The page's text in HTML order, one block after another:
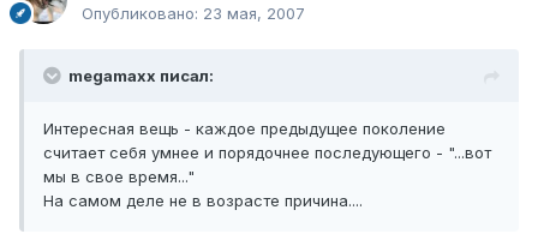
Опубликовано: 23 мая, 2007
megamaxx писал:
Интересная вещь - каждое предыдущее поколение
считает себя умнее и порядочнее последующего - "...вот
мы в свое время..."
На самом деле не в возрасте причина....